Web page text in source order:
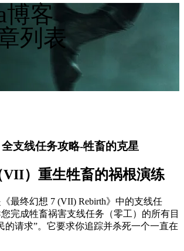
博客
列表
支线任务攻略-牲畜的克星
VII）重生牲畜的祸根演练
《最终幻想 7 (VII) Rebirth》中的支线任
完成牲畜祸害支线任务（零工）的所有目
请求”。 它要求你追踪并杀死一个一直在